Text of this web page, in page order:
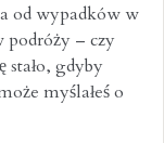
od wypadków w
podróży – czy
stało, gdyby
myślałeś o